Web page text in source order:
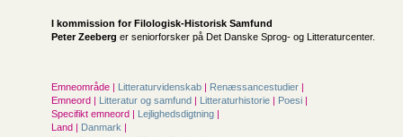
I kommission forFilologisk-Historisk Samfund
Peter Zeeberg er seniorforsker på Det Danske Sprog- og Litteraturcenter.
Emneområde | Litteraturvidenskab | Renæssancestudier |
Emneord | Litteratur og samfund | Litteraturhistorie | Poesi |
Specifikt emneord | Lejlighedsdigtning |
Land | Danmark |